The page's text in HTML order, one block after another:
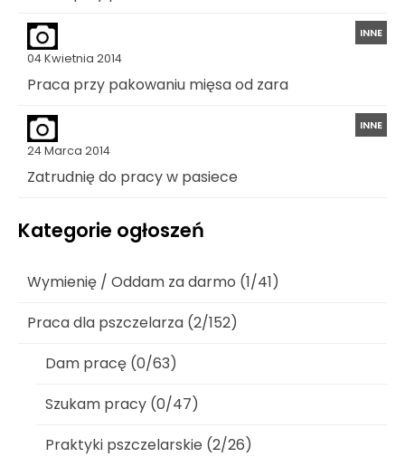
04 Kwietnia 2014
INNE
Praca przy pakowaniu mięsa od zara
24 Marca 2014
INNE
Zatrudnię do pracy w pasiece
Kategorie ogłoszeń
Wymienię / Oddam za darmo (1/41)
Praca dla pszczelarza (2/152)
Dam pracę (0/63)
Szukam pracy (0/47)
Praktyki pszczelarskie (2/26)